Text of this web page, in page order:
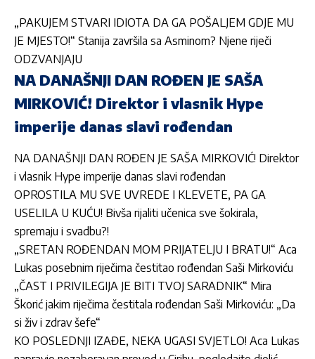
„PAKUJEM STVARI IDIOTA DA GA POŠALJEM GDJE MU
JE MJESTO!“ Stanija završila sa Asminom? Njene riječi
ODZVANJAJU
NA DANAŠNJI DAN ROĐEN JE SAŠA
MIRKOVIĆ! Direktor i vlasnik Hype
imperije danas slavi rođendan
NA DANAŠNJI DAN ROĐEN JE SAŠA MIRKOVIĆ! Direktor
i vlasnik Hype imperije danas slavi rođendan
OPROSTILA MU SVE UVREDE I KLEVETE, PA GA
USELILA U KUĆU! Bivša rijaliti učenica sve šokirala,
spremaju i svadbu?!
„SRETAN ROĐENDAN MOM PRIJATELJU I BRATU!“ Aca
Lukas posebnim riječima čestitao rođendan Saši Mirkoviću
„ČAST I PRIVILEGIJA JE BITI TVOJ SARADNIK“ Mira
Škorić jakim riječima čestitala rođendan Saši Mirkoviću: „Da
si živ i zdrav šefe“
KO POSLEDNJI IZAĐE, NEKA UGASI SVJETLO! Aca Lukas